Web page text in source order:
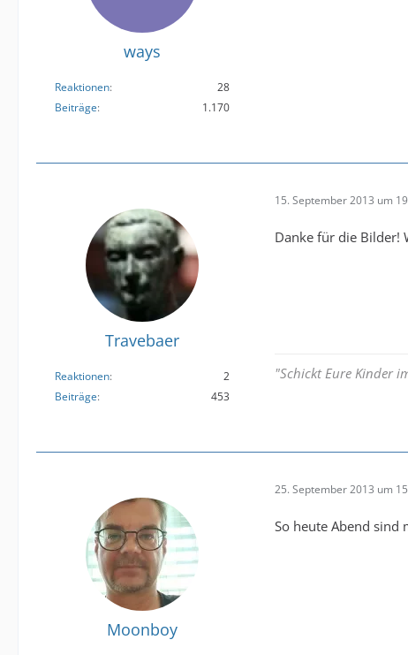
ways
Reaktionen
28
Beiträge
1.170
Travebaer
Reaktionen
2
Beiträge
453
15. September 2013 um
Danke für die Bilder!
"Schickt Eure Kinder
Moonboy
25. September 2013 um
So heute Abend sind